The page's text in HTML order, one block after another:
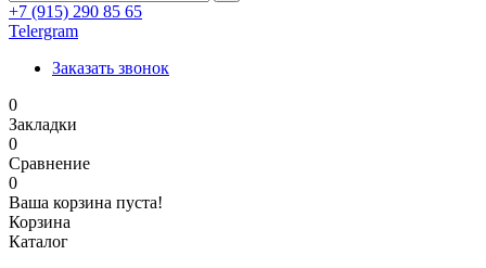
+7 (915) 290 85 65
Telergram
Заказать звонок
0
Закладки
0
Сравнение
0
Ваша корзина пуста!
Корзина
Каталог